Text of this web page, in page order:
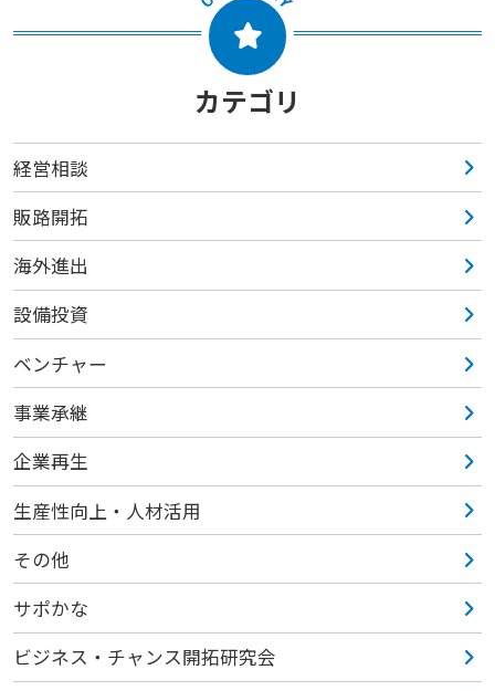
カテゴリ
経営相談
販路開拓
海外進出
設備投資
ベンチャー
事業承継
企業再生
生産性向上・人材活用
その他
サポかな
ビジネス・チャンス開拓研究会